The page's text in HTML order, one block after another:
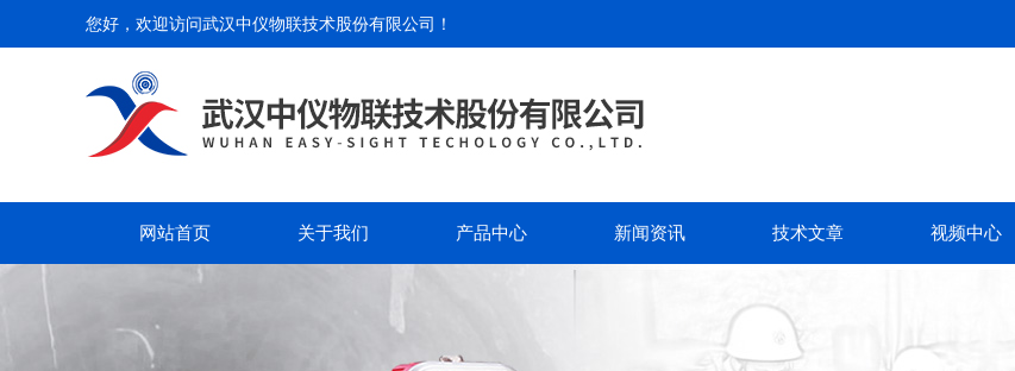
您好，欢迎访问武汉中仪物联技术股份有限公司 ！
网站首页 关于我们 产品中心 新闻资讯 技术文章 视频中心